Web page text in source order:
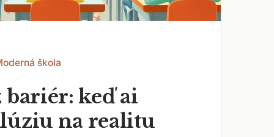
škola
bariér: keď ai
na realitu